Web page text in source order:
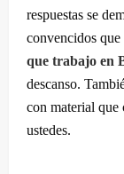
respuestas se
convencidos que
que trabajo en
descanso.
con material que
ustedes.